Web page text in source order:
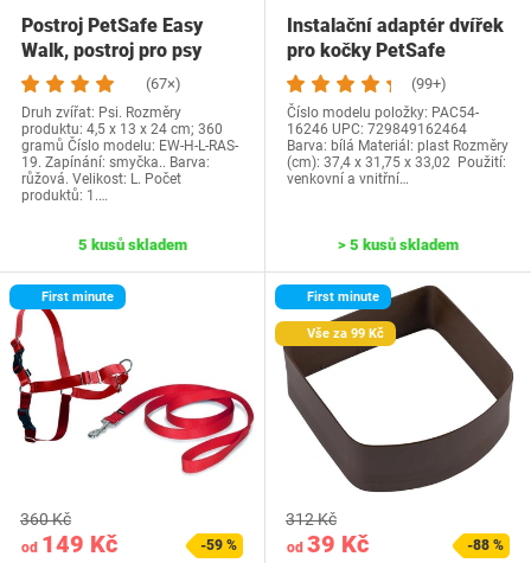
Postroj PetSafe Easy
Walk, postroj pro psy
proti vytažení,…(67×)
Druh zvířat: Psi. Rozměry
produktu: 4,5 x 13 x 24 cm; 360
gramů Číslo modelu: EW-H-L-RAS-
19. Zapínání: smyčka.. Barva:
růžová. Velikost: L. Počet
produktů: 1.…
5 kusů skladem
Instalační adaptér dvířek
pro kočky PetSafe
(99+)
Číslo modelu položky: ‎PAC54-
16246 UPC‎: 729849162464
Barva: bílá Materiál: plast Rozměry
(cm): ‎37,4 x 31,75 x 33,02 Použití:
venkovní a vnitřní…
> 5 kusů skladem
First minute
od 149 Kč
360 Kč
-59 %
First minute
Vše za 99 Kč
od 39 Kč
312 Kč
-88 %